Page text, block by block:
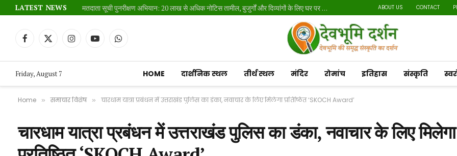
LATEST NEWS मतदाता सूची पुनरीक्षण अभियान: 20 लाख से अधिक नोटिस तामील, बुजुर्गों और दिव्यांगों के लिए घर पर होगी सुनवाई ABOUT US CONTACT
Facebook
X
InstagramYouTubeWhatsApp
Friday, August 7 HOME दार्शनिक स्थल तीर्थ स्थल मंदिर रोमांच इतिहास संस्कृति
Home » समाचार विशेष » चारधाम यात्रा प्रबंधन में उत्तराखंड पुलिस का डंका, नवाचार के लिए मिलेगा प्रतिष्ठित ‘SKOCH Award’
चारधाम यात्रा प्रबंधन में उत्तराखंड पुलिस का डंका, नवाचार के लिए मिलेगा